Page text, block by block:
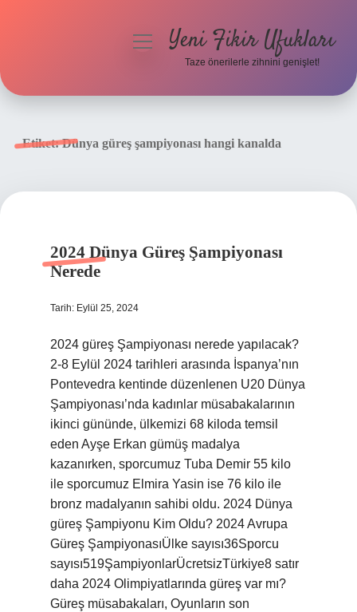
menüyüYeni Fikir Ufukları
Taze önerilerle zihnini genişlet!
Etiket:Dünya güreş şampiyonası hangi kanalda
2024 Dünya Güreş Şampiyonası
Nerede
Tarih: Eylül 25, 2024
2024 güreş Şampiyonası nerede yapılacak?
2-8 Eylül 2024 tarihleri ​​arasında İspanya’nın
Pontevedra kentinde düzenlenen U20 Dünya
Şampiyonası’nda kadınlar müsabakalarının
ikinci gününde, ülkemizi 68 kiloda temsil
eden Ayşe Erkan gümüş madalya
kazanırken, sporcumuz Tuba Demir 55 kilo
ile sporcumuz Elmira Yasin ise 76 kilo ile
bronz madalyanın sahibi oldu. 2024 Dünya
güreş Şampiyonu Kim Oldu? 2024 Avrupa
Güreş ŞampiyonasıÜlke sayısı36Sporcu
sayısı519ŞampiyonlarÜcretsizTürkiye8 satır
daha 2024 Olimpiyatlarında güreş var mı?
Güreş müsabakaları, Oyunların son